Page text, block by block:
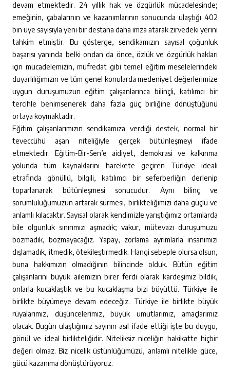
devam etmektedir. 24 yıllık hak ve özgürlük mücadelesinde;
emeğinin, çabalarının ve kazanımlarının sonucunda ulaştığı 402
bin üye sayısıyla yeni bir destana daha imza atarak zirvedeki yerini
tahkim etmiştir. Bu gösterge, sendikamızın sayısal çoğunluk
başarısı yanında belki ondan da önce, özlük ve özgürlük hakları
için mücadelemizin, müfredat gibi temel eğitim meselelerindeki
duyarlılığımızın ve tüm genel konularda medeniyet değerlerimize
uygun duruşumuzun eğitim çalışanlarınca bilinçli, katılımcı bir
tercihle benimsenerek daha fazla güç birliğine dönüştüğünü
ortaya koymaktadır.
Eğitim çalışanlarımızın sendikamıza verdiği destek, normal bir
teveccühü aşan niteliğiyle gerçek bütünleşmeyi ifade
etmektedir. Eğitim-Bir-Sen’e aidiyet, demokrasi ve kalkınma
yolunda tüm kaynaklarını harekete geçiren Türkiye ideali
etrafında gönüllü, bilgili, katılımcı bir seferberliğin derlenip
toparlanarak bütünleşmesi sonucudur. Aynı bilinç ve
sorumluluğumuzun artarak sürmesi, birlikteliğimizi daha güçlü ve
anlamlı kılacaktır. Sayısal olarak kendimizle yarıştığımız ortamlarda
bile olgunluk sınırımızı aşmadık; vakur, mütevazı duruşumuzu
bozmadık, bozmayacağız. Yapay, zorlama ayrımlarla insanımızı
dışlamadık, itmedik, ötekileştirmedik. Hangi sebeple olursa olsun,
buna hakkımızın olmadığının bilincinde olduk. Bütün eğitim
çalışanlarını büyük ailemizin birer ferdi olarak kardeşimiz bildik,
onlarla kucaklaştık ve bu kucaklaşma bizi büyüttü. Türkiye ile
birlikte büyümeye devam edeceğiz. Türkiye ile birlikte büyük
rüyalarımız, düşüncelerimiz, büyük umutlarımız, amaçlarımız
olacak. Bugün ulaştığımız sayının asıl ifade ettiği işte bu duygu,
gönül ve ideal birlikteliğidir. Niteliksiz niceliğin hakikatte hiçbir
değeri olmaz. Biz nicelik üstünlüğümüzü, anlamlı nitelikle güce,
gücü kazanıma dönüştürüyoruz.